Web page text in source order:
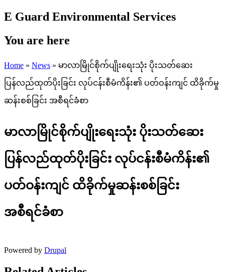
E Guard Environmental Services
You are here
Home » News » မာလာမြိုင်စိုက်ပျိုးရေးသုံး ပိုးသတ်ဆေး
ပြန်လည်ထုတ်ပိုးခြင်း လုပ်ငန်းစီမံကိန်း၏ ပတ်ဝန်းကျင် ထိခိုက်မှု
ဆန်းစစ်ခြင်း အစီရင်ခံစာ
မာလာမြိုင်စိုက်ပျိုးရေးသုံး ပိုးသတ်ဆေး
ပြန်လည်ထုတ်ပိုးခြင်း လုပ်ငန်းစီမံကိန်း၏
ပတ်ဝန်းကျင် ထိခိုက်မှုဆန်းစစ်ခြင်း
အစီရင်ခံစာ
Powered by Drupal